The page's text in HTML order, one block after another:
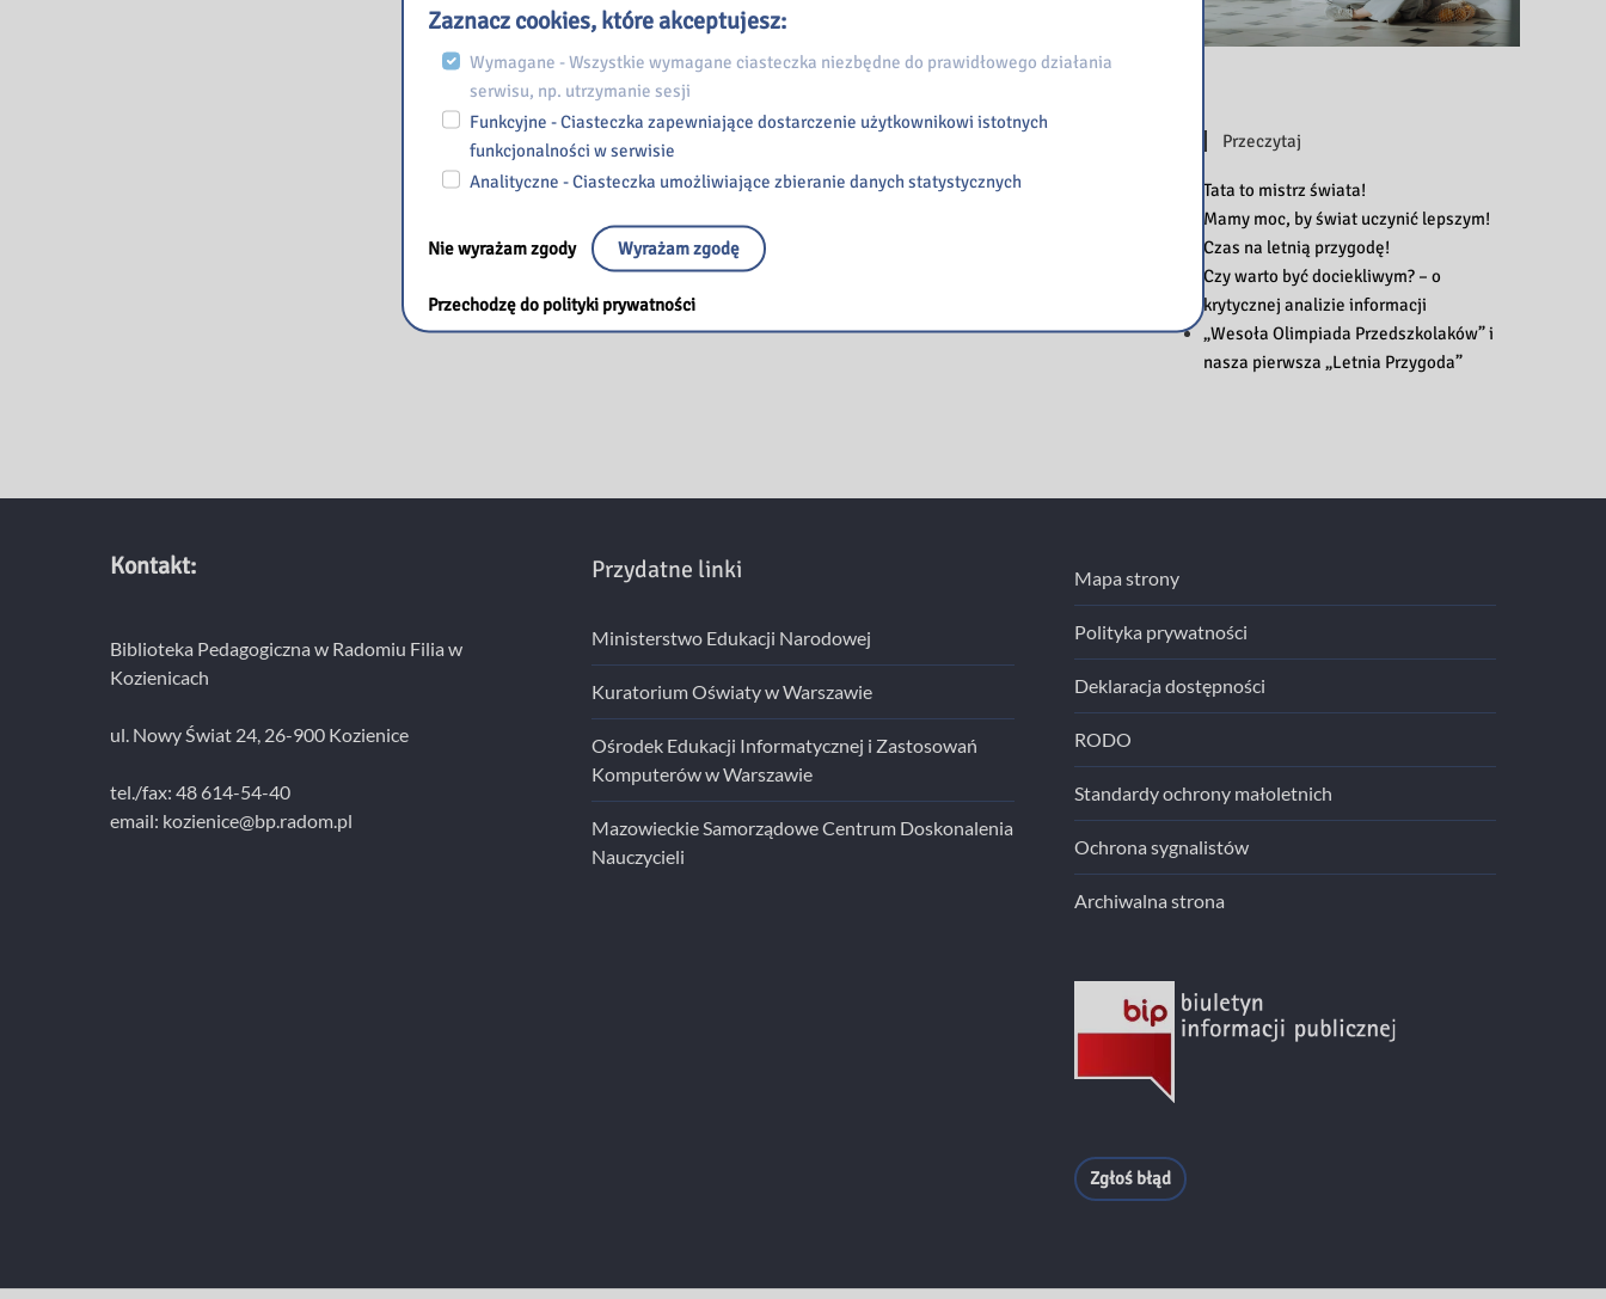
Przeczytaj
Tata to mistrz świata!
Mamy moc, by świat uczynić lepszym!
Czas na letnią przygodę!
Czy warto być dociekliwym? – o
krytycznej analizie informacji
„Wesoła Olimpiada Przedszkolaków” i
nasza pierwsza „Letnia Przygoda”
Kontakt:
Biblioteka Pedagogiczna w Radomiu Filia w
Kozienicach
ul. Nowy Świat 24, 26-900 Kozienice
tel./fax: 48 614-54-40
email: kozienice@bp.radom.pl
Przydatne linki
Ministerstwo Edukacji Narodowej
Kuratorium Oświaty w Warszawie
Ośrodek Edukacji Informatycznej i Zastosowań
Komputerów w Warszawie
Mazowieckie Samorządowe Centrum Doskonalenia
Nauczycieli
Mapa strony
Polityka prywatności
Deklaracja dostępności
RODO
Standardy ochrony małoletnich
Ochrona sygnalistów
Archiwalna strona
Zgłoś błąd
Zaznacz cookies, które akceptujesz:
Wymagane - Wszystkie wymagane ciasteczka niezbędne do prawidłowego działania
serwisu, np. utrzymanie sesji
Funkcyjne - Ciasteczka zapewniające dostarczenie użytkownikowi istotnych
funkcjonalności w serwisie
Analityczne - Ciasteczka umożliwiające zbieranie danych statystycznych
Nie wyrażam zgody Wyrażam zgodę
Przechodzę do polityki prywatności